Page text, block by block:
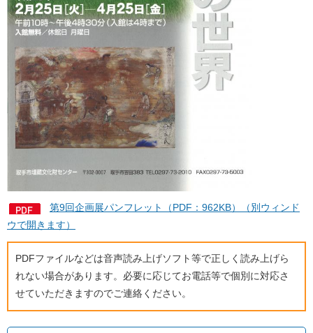
第9回企画展パンフレット（PDF：962KB）（別ウィンド
ウで開きます）
PDFファイルなどは音声読み上げソフト等で正しく読み上げら
れない場合があります。必要に応じてお電話等で個別に対応さ
せていただきますのでご連絡ください。